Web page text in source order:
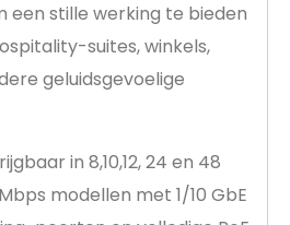
een stille werking te bieden
suites, winkels,
geluidsgevoelige
in 8,10,12, 24 en 48
modellen met 1/10 GbE